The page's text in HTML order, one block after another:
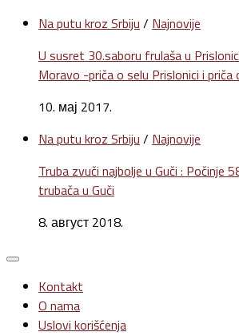
Na putu kroz Srbiju / Najnovije
U susret 30.saboru frulaša u
Moravo -priča o selu Prislonici i priča
10. мај 2017.
Na putu kroz Srbiju / Najnovije
Truba zvuči najbolje u Guči : Počinje
trubača u Guči
8. август 2018.
Kontakt
O nama
Uslovi korišćenja